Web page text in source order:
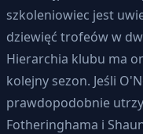
szkoleniowiec jest
dziewięć trofeów w
Hierarchia klubu ma
kolejny sezon. Jeśli
prawdopodobnie
Fotheringhama i